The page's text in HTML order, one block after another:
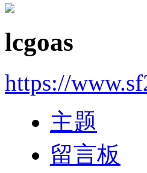
lcgoas
https://
主题
留言板